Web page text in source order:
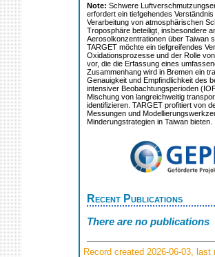
Note: Schwere
erfordert ein tiefgehendes
Verarbeitung von atmosphärischen
Troposphäre beteiligt, insbesondere
Aerosolkonzentrationen über Taiwan
TARGET möchte ein tiefgreifendes
Oxidationsprozesse und der Rolle
vor, die die Erfassung eines
Zusammenhang wird in Bremen ein
Genauigkeit und Empfindlichkeit des
intensiver Beobachtungsperioden
Mischung von langreichweitig
identifizieren. TARGET profitiert von
Messungen und
Minderungstrategien in Taiwan bieten.
Recent Publications
There are no publications
Record created 2026-06-03, last